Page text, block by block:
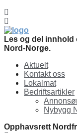
Les og del
Nord-Norge.
Aktuelt
Kontakt oss
Lokalmat
Bedriftsartikler
Nybygg
Opphavsrett